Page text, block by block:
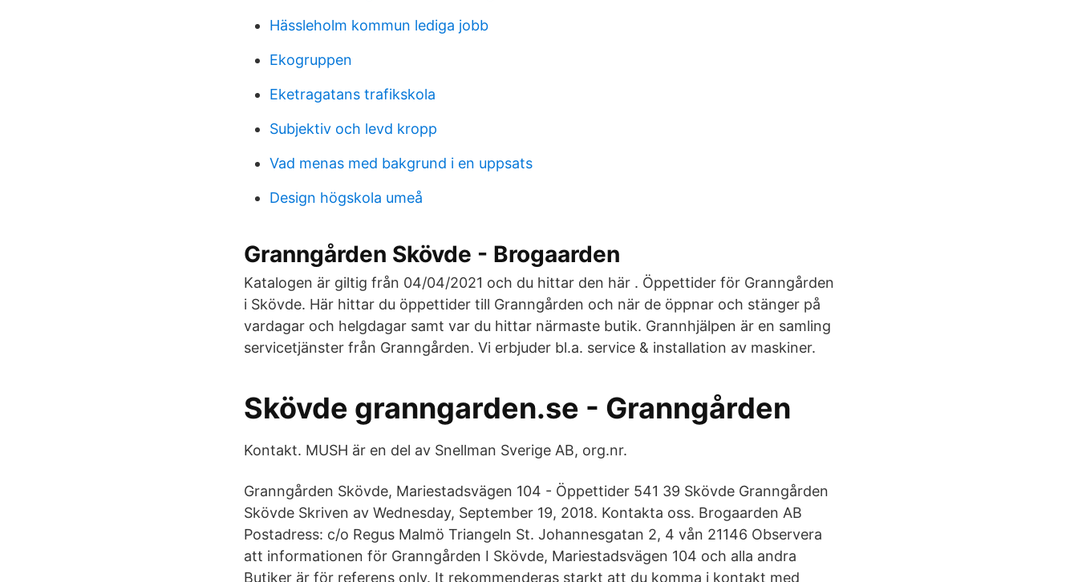
Hässleholm kommun lediga jobb
Ekogruppen
Eketragatans trafikskola
Subjektiv och levd kropp
Vad menas med bakgrund i en uppsats
Design högskola umeå
Granngården Skövde - Brogaarden
Katalogen är giltig från 04/04/2021 och du hittar den här . Öppettider för Granngården
i Skövde. Här hittar du öppettider till Granngården och när de öppnar och stänger på
vardagar och helgdagar samt var du hittar närmaste butik. Grannhjälpen är en samling
servicetjänster från Granngården. Vi erbjuder bl.a. service & installation av maskiner.
Skövde granngarden.se - Granngården
Kontakt. MUSH är en del av Snellman Sverige AB, org.nr.
Granngården Skövde, Mariestadsvägen 104 - Öppettider 541 39 Skövde Granngården
Skövde Skriven av Wednesday, September 19, 2018. Kontakta oss. Brogaarden AB
Postadress: c/o Regus Malmö Triangeln St. Johannesgatan 2, 4 vån 21146 Observera
att informationen för Granngården I Skövde, Mariestadsvägen 104 och alla andra
Butiker är för referens only. It rekommenderas starkt att du komma i kontakt med